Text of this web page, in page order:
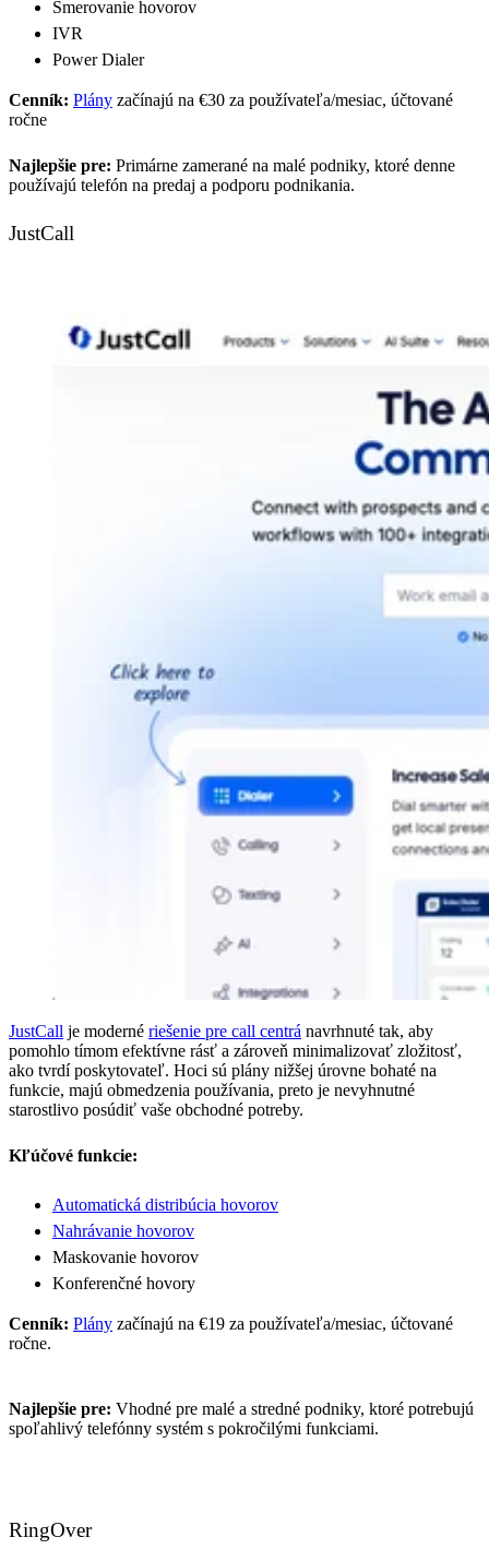
Smerovanie hovorov
IVR
Power Dialer
Cenník: Plány začínajú na €30 za používateľa/mesiac, účtované
ročne
Najlepšie pre: Primárne zamerané na malé podniky, ktoré denne
používajú telefón na predaj a podporu podnikania.
JustCall
JustCall je moderné riešenie pre call centrá navrhnuté tak, aby
pomohlo tímom efektívne rásť a zároveň minimalizovať zložitosť,
ako tvrdí poskytovateľ. Hoci sú plány nižšej úrovne bohaté na
funkcie, majú obmedzenia používania, preto je nevyhnutné
starostlivo posúdiť vaše obchodné potreby.
Kľúčové funkcie:
Automatická distribúcia hovorov
Nahrávanie hovorov
Maskovanie hovorov
Konferenčné hovory
Cenník: Plány začínajú na €19 za používateľa/mesiac, účtované
ročne.
Najlepšie pre: Vhodné pre malé a stredné podniky, ktoré potrebujú
spoľahlivý telefónny systém s pokročilými funkciami.
RingOver